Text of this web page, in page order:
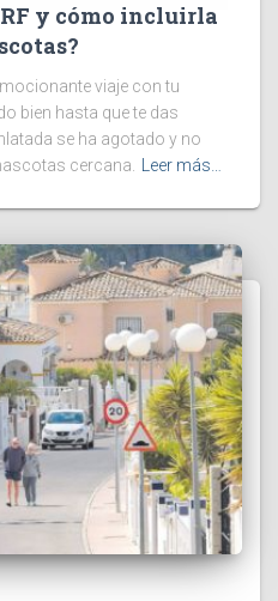
y cómo incluirla
viaje con tu
bien hasta que te das
se ha agotado y no
cercana. Leer más…